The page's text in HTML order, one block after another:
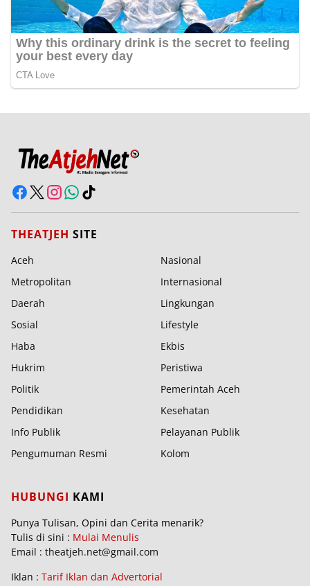
THEATJEH SITE
Aceh
Nasional
Metropolitan
Internasional
Daerah
Lingkungan
Sosial
Lifestyle
Haba
Ekbis
Hukrim
Peristiwa
Politik
Pemerintah Aceh
Pendidikan
Kesehatan
Info Publik
Pelayanan Publik
Pengumuman Resmi
Kolom
HUBUNGI KAMI
Punya Tulisan, Opini dan Cerita menarik?
Tulis di sini : Mulai Menulis
Email : theatjeh.net@gmail.com
Iklan : Tarif Iklan dan Advertorial